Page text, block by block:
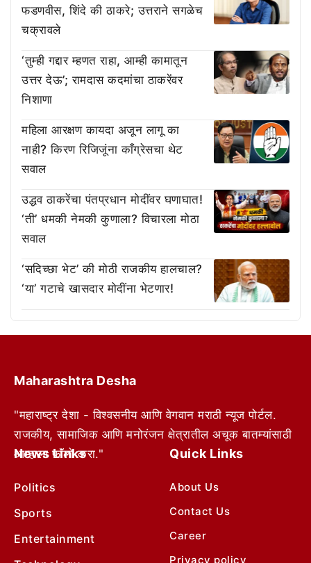
फडणवीस, शिंदे की ठाकरे; उत्तराने सगळेच
चक्रावले
‘तुम्ही गद्दार म्हणत राहा, आम्ही कामातून
उत्तर देऊ’; रामदास कदमांचा ठाकरेंवर
निशाणा
महिला आरक्षण कायदा अजून लागू का
नाही? किरण रिजिजूंना काँग्रेसचा थेट
सवाल
उद्धव ठाकरेंचा पंतप्रधान मोदींवर घणाघात!
‘ती’ धमकी नेमकी कुणाला? विचारला मोठा
सवाल
‘सदिच्छा भेट’ की मोठी राजकीय हालचाल?
‘या’ गटाचे खासदार मोदींना भेटणार!
Maharashtra Desha
"महाराष्ट्र देशा - विश्वसनीय आणि वेगवान मराठी न्यूज पोर्टल.
राजकीय, सामाजिक आणि मनोरंजन क्षेत्रातील अचूक बातम्यांसाठी
आम्हाला फॉलो करा."
News Links
Politics
Sports
Entertainment
Quick Links
About Us
Contact Us
Career
Privacy policy